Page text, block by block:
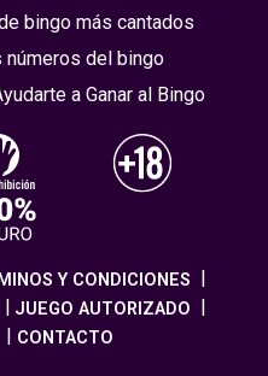
bingo más cantados
números del bingo
a Ganar al Bingo
Y CONDICIONES
JUEGO AUTORIZADO
CONTACTO